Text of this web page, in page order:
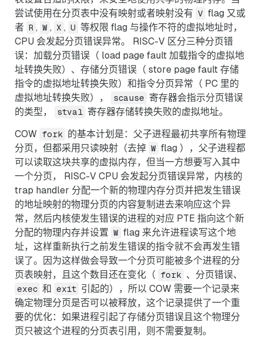
尝试使用在分页表中没有映射或者映射没有 V flag 又或
者 R , W , X , U 等权限 flag 与操作不符的虚拟地址时，
CPU 会发起分页错误异常。 RISC-V 区分三种分页错
误：加载分页错误（ load page fault 加载指令的虚拟地
址转换失败）、存储分页错误（ store page fault 存储
指令的虚拟地址转换失败）和指令分页异常（ PC 里的
虚拟地址转换失败），
scause
寄存器会指示分页错误
的类型，
stval 寄存器存储转换失败的虚拟地址。
COW fork 的基本计划是：父子进程最初共享所有物理
分页，但都采用只读映射（去掉 W flag ），父子进程都
可以读取这块共享的虚拟内存，但当一方想要写入其中
一个分页， RISC-V CPU 会发起分页错误异常，内核的
trap handler 分配一个新的物理内存分页并把发生错误
的地址映射的物理分页的内容复制进去来响应这个异
常，然后内核使发生错误的进程的对应 PTE 指向这个新
分配的物理内存并设置 W flag 来允许进程读写这个地
址，这样重新执行之前发生错误的指令就不会再发生错
误了。因为这样做会导致一个分页可能被多个进程的分
页表映射，且这个数目还在变化（
fork 、分页错误、
exec 和 exit 引起的），所以 COW 需要一个记录来
确定物理分页是否可以被释放，这个记录提供了一个重
要的优化：如果进程引起了存储分页错误且这个物理分
页只被这个进程的分页表引用，则不需要复制。